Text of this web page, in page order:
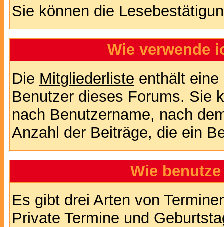
Sie können die
Wie verwende
Die Mitgliederliste enthält
Benutzer dieses Forums. Sie
nach Benutzername, nach
Anzahl der Beiträge, die ein
Wie
Es gibt drei Arten von
Private Termine und